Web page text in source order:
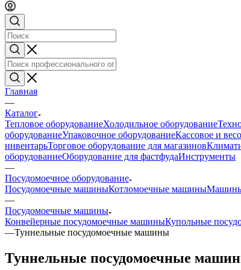
Главная
—
Каталог
Тепловое оборудованиеХолодильное оборудование
оборудованиеУпаковочное оборудованиеКассовое и
инвентарьТорговое оборудование для магазинов
оборудованиеОборудование для фастфудаИнструменты
—
Посудомоечное оборудование
Посудомоечные машиныКотломоечные машины
—
Посудомоечные машины
Конвейерные посудомоечные машиныКупольные
—Туннельные посудомоечные машины
Туннельные посудомоечные